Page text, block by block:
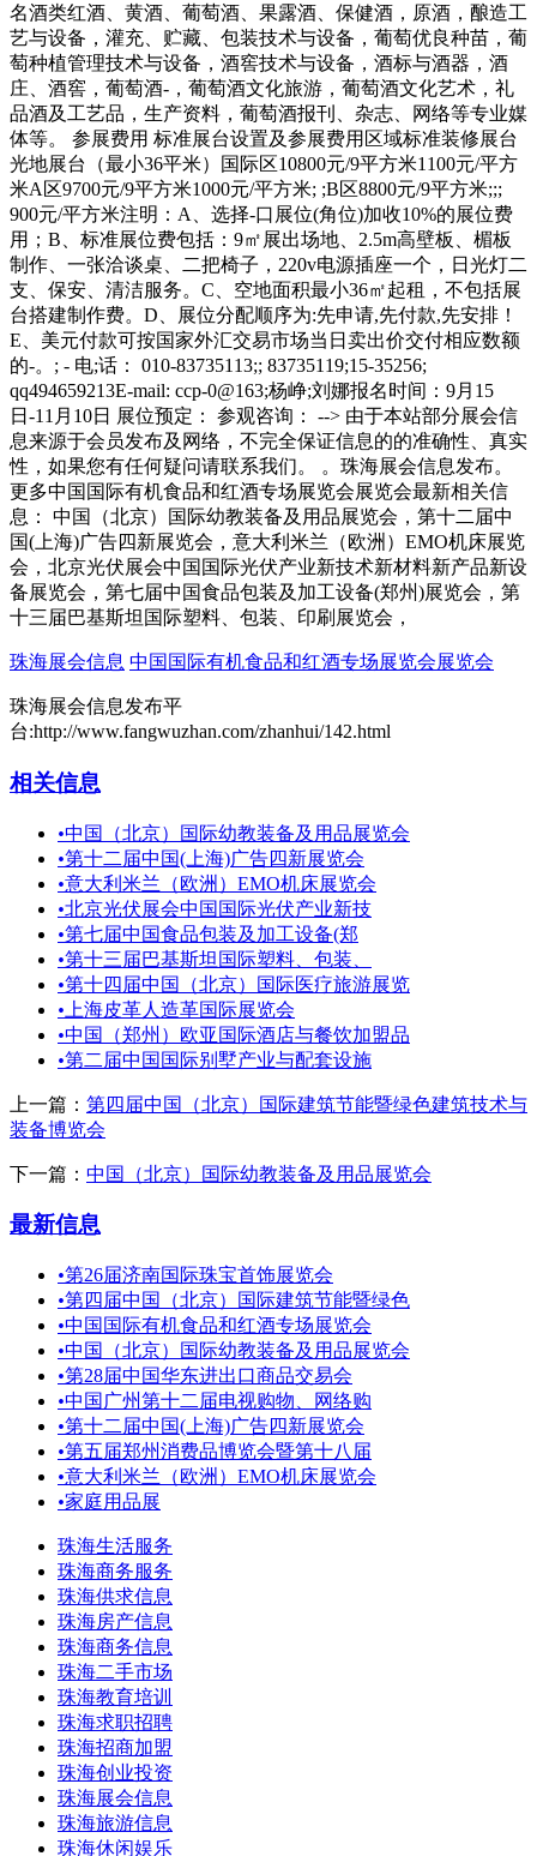
名酒类红酒、黄酒、葡萄酒、果露酒、保健酒，原酒，酿造工
艺与设备，灌充、贮藏、包装技术与设备，葡萄优良种苗，葡
萄种植管理技术与设备，酒窖技术与设备，酒标与酒器，酒
庄、酒窖，葡萄酒-，葡萄酒文化旅游，葡萄酒文化艺术，礼
品酒及工艺品，生产资料，葡萄酒报刊、杂志、网络等专业媒
体等。 参展费用 标准展台设置及参展费用区域标准装修展台
光地展台（最小36平米）国际区10800元/9平方米1100元/平方
米A区9700元/9平方米1000元/平方米; ;B区8800元/9平方米;;;
900元/平方米注明：A、选择-口展位(角位)加收10%的展位费
用；B、标准展位费包括：9㎡展出场地、2.5m高壁板、楣板
制作、一张洽谈桌、二把椅子，220v电源插座一个，日光灯二
支、保安、清洁服务。C、空地面积最小36㎡起租，不包括展
台搭建制作费。D、展位分配顺序为:先申请,先付款,先安排！
E、美元付款可按国家外汇交易市场当日卖出价交付相应数额
的-。; - 电;话： 010-83735113;; 83735119;15-35256;
qq494659213E-mail: ccp-0@163;杨峥;刘娜报名时间：9月15
日-11月10日 展位预定： 参观咨询： --> 由于本站部分展会信
息来源于会员发布及网络，不完全保证信息的的准确性、真实
性，如果您有任何疑问请联系我们。 。珠海展会信息发布。
更多中国国际有机食品和红酒专场展览会展览会最新相关信
息： 中国（北京）国际幼教装备及用品展览会，第十二届中
国(上海)广告四新展览会，意大利米兰（欧洲）EMO机床展览
会，北京光伏展会中国国际光伏产业新技术新材料新产品新设
备展览会，第七届中国食品包装及加工设备(郑州)展览会，第
十三届巴基斯坦国际塑料、包装、印刷展览会，
珠海展会信息 中国国际有机食品和红酒专场展览会展览会
珠海展会信息发布平
台:http://www.fangwuzhan.com/zhanhui/142.html
相关信息
•中国（北京）国际幼教装备及用品展览会
•第十二届中国(上海)广告四新展览会
•意大利米兰（欧洲）EMO机床展览会
•北京光伏展会中国国际光伏产业新技
•第七届中国食品包装及加工设备(郑
•第十三届巴基斯坦国际塑料、包装、
•第十四届中国（北京）国际医疗旅游展览
• 上海皮革人造革国际展览会
•中国（郑州）欧亚国际酒店与餐饮加盟品
•第二届中国国际别墅产业与配套设施
上一篇： 第四届中国（北京）国际建筑节能暨绿色建筑技术与
装备博览会
下一篇： 中国（北京）国际幼教装备及用品展览会
最新信息
•第26届济南国际珠宝首饰展览会
•第四届中国（北京）国际建筑节能暨绿色
•中国国际有机食品和红酒专场展览会
•中国（北京）国际幼教装备及用品展览会
•第28届中国华东进出口商品交易会
•中国广州第十二届电视购物、网络购
•第十二届中国(上海)广告四新展览会
•第五届郑州消费品博览会暨第十八届
•意大利米兰（欧洲）EMO机床展览会
•家庭用品展
珠海生活服务
珠海商务服务
珠海供求信息
珠海房产信息
珠海商务信息
珠海二手市场
珠海教育培训
珠海求职招聘
珠海招商加盟
珠海创业投资
珠海展会信息
珠海旅游信息
珠海休闲娱乐